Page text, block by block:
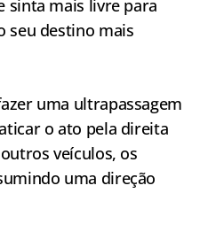
sinta mais livre para
seu destino mais
uma ultrapassagem
o ato pela direita
veículos, os
uma direção